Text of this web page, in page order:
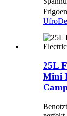
Ufro
25L
Mini